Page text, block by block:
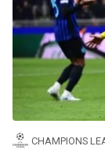
CHAMPIONS